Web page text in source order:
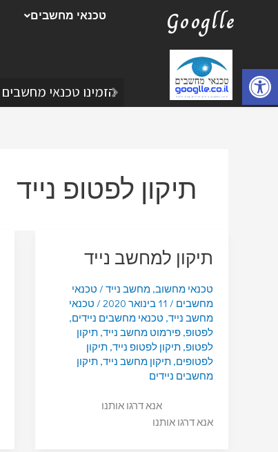
פתח סרגל נגישות
Googlle טכנאי מחשבים
הזמינו טכנאי מחשבים
תיקון לפטופ נייד
תיקון למחשב נייד
טכנאי מחשוב,מחשב נייד / טכנאי
מחשבים / 11 בינואר 2020 / טכנאי
מחשב נייד, טכנאי מחשבים ניידים,
לפטופ,פירמוט מחשב נייד,תיקון
לפטופ,תיקון לפטופ נייד,תיקון
לפטופים,תיקון מחשב נייד,תיקון
מחשבים ניידים
אנא דרגו אותנו
אנא דרגו אותנו